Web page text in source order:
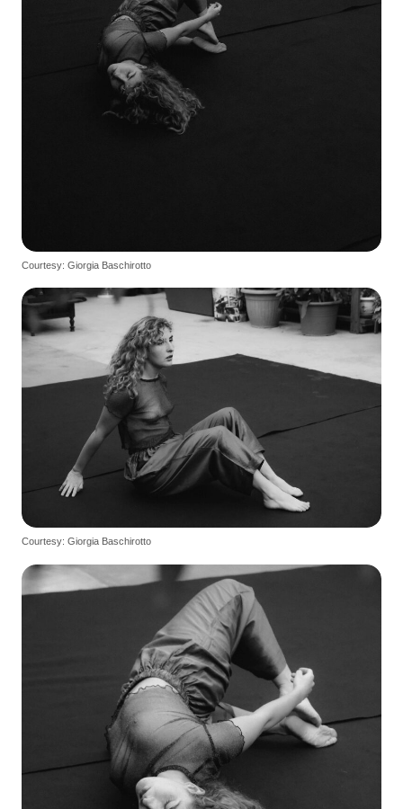
Courtesy: Giorgia Baschirotto
Courtesy: Giorgia Baschirotto